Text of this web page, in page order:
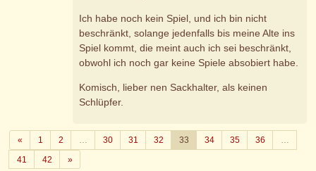
Ich habe noch kein Spiel, und ich bin nicht
beschränkt, solange jedenfalls bis meine Alte ins
Spiel kommt, die meint auch ich sei beschränkt,
obwohl ich noch gar keine Spiele absobiert habe.
Komisch, lieber nen Sackhalter, als keinen
Schlüpfer.
«Zurück
1 2 … 30 31 32 33 34 35 36
…
41
42 »Weiter